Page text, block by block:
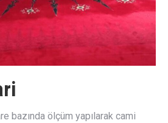
bazında ölçüm yapılarak cami